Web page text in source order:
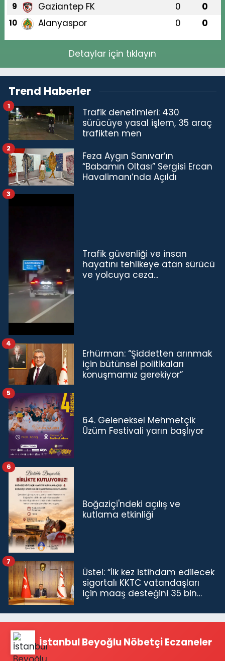
9 Gaziantep FK 0 0
10 Alanyaspor 0 0
Detaylar için tıklayın
Trend Haberler
Trafik denetimleri: 430
sürücüye yasal işlem, 35 araç
trafikten men
1
Feza Aygın Sanıvar’ın
“Babamın Oltası” Sergisi Ercan
Havalimanı’nda Açıldı
2
Trafik güvenliği ve insan
hayatını tehlikeye atan sürücü
ve yolcuya ceza...
3
Erhürman: “Şiddetten arınmak
için bütünsel politikaları
konuşmamız gerekiyor”
4
64. Geleneksel Mehmetçik
Üzüm Festivali yarın başlıyor
5
Boğaziçi'ndeki açılış ve
kutlama etkinliği
6
Üstel: “İlk kez istihdam edilecek
sigortalı KKTC vatandaşları
için maaş desteğini 35 bin
7
İstanbul Beyoğlu Nöbetçi Eczaneler